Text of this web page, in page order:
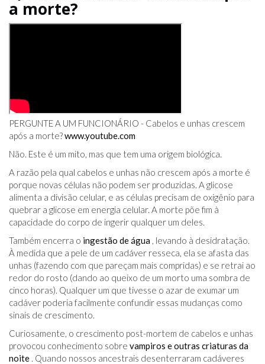
a morte?
PERGUNTE A UM FUNCIONÁRIO - Cabelos e unhas crescem
após a morte?www.youtube.com
Não. Este é um mito, mas que tem uma origem biológica.
A razão pela qual cabelos e unhas não crescem após a morte é
porque novas células não podem ser produzidas. A glicose
alimenta a divisão celular, e as células precisam de oxigênio para
quebrar a glicose em energia celular. A morte põe fim à
capacidade do corpo de ingerir qualquer um deles.
Também encerra o ingestão de água , levando à desidratação.
À medida que a pele de um cadáver resseca, ela se afasta das
unhas (fazendo com que pareçam mais compridas) e se retrai ao
redor do rosto (dando ao queixo de um morto uma sombra de
cinco horas). Qualquer um que tivesse o azar de exumar um
cadáver poderia facilmente confundir essas mudanças como
sinais de crescimento.
Curiosamente, o crescimento post-mortem de cabelos e unhas
provocou conhecimento sobre vampiros e outras criaturas da
noite . Quando nossos ancestrais desenterraram cadáveres